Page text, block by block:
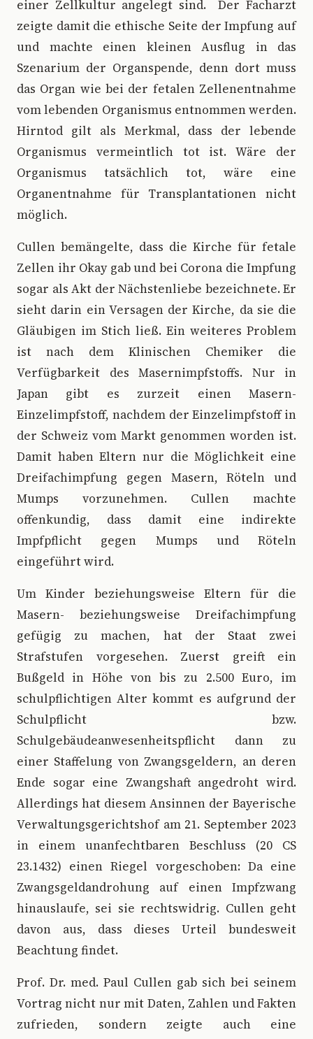
einer Zellkultur angelegt sind. Der Facharzt
zeigte damit die ethische Seite der Impfung auf
und machte einen kleinen Ausflug in das
Szenarium der Organspende, denn dort muss
das Organ wie bei der fetalen Zellenentnahme
vom lebenden Organismus entnommen werden.
Hirntod gilt als Merkmal, dass der lebende
Organismus vermeintlich tot ist. Wäre der
Organismus tatsächlich tot, wäre eine
Organentnahme für Transplantationen nicht
möglich.
Cullen bemängelte, dass die Kirche für fetale
Zellen ihr Okay gab und bei Corona die Impfung
sogar als Akt der Nächstenliebe bezeichnete. Er
sieht darin ein Versagen der Kirche, da sie die
Gläubigen im Stich ließ. Ein weiteres Problem
ist nach dem Klinischen Chemiker die
Verfügbarkeit des Masernimpfstoffs. Nur in
Japan gibt es zurzeit einen Masern-
Einzelimpfstoff, nachdem der Einzelimpfstoff in
der Schweiz vom Markt genommen worden ist.
Damit haben Eltern nur die Möglichkeit eine
Dreifachimpfung gegen Masern, Röteln und
Mumps vorzunehmen. Cullen machte
offenkundig, dass damit eine indirekte
Impfpflicht gegen Mumps und Röteln
eingeführt wird.
Um Kinder beziehungsweise Eltern für die
Masern- beziehungsweise Dreifachimpfung
gefügig zu machen, hat der Staat zwei
Strafstufen vorgesehen. Zuerst greift ein
Bußgeld in Höhe von bis zu 2.500 Euro, im
schulpflichtigen Alter kommt es aufgrund der
Schulpflicht bzw.
Schulgebäudeanwesenheitspflicht dann zu
einer Staffelung von Zwangsgeldern, an deren
Ende sogar eine Zwangshaft angedroht wird.
Allerdings hat diesem Ansinnen der Bayerische
Verwaltungsgerichtshof am 21. September 2023
in einem unanfechtbaren Beschluss (20 CS
23.1432) einen Riegel vorgeschoben: Da eine
Zwangsgeldandrohung auf einen Impfzwang
hinauslaufe, sei sie rechtswidrig. Cullen geht
davon aus, dass dieses Urteil bundesweit
Beachtung findet.
Prof. Dr. med. Paul Cullen gab sich bei seinem
Vortrag nicht nur mit Daten, Zahlen und Fakten
zufrieden, sondern zeigte auch eine